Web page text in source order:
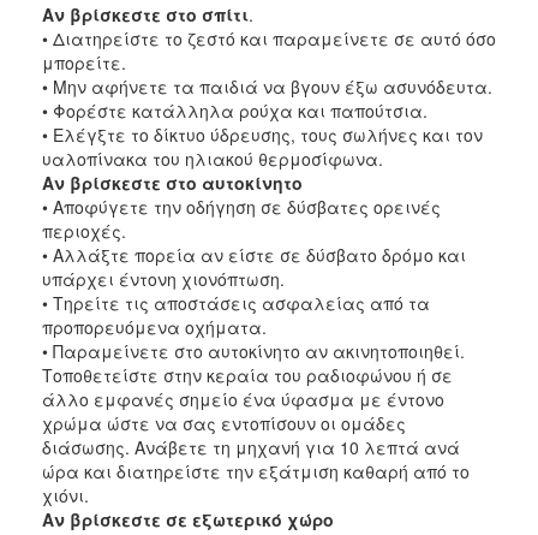
Αν βρίσκεστε στο σπίτι.
• Διατηρείστε το ζεστό και παραμείνετε σε αυτό όσο
μπορείτε.
• Μην αφήνετε τα παιδιά να βγουν έξω ασυνόδευτα.
• Φορέστε κατάλληλα ρούχα και παπούτσια.
• Ελέγξτε το δίκτυο ύδρευσης, τους σωλήνες και τον
υαλοπίνακα του ηλιακού θερμοσίφωνα.
Αν βρίσκεστε στο αυτοκίνητο
• Αποφύγετε την οδήγηση σε δύσβατες ορεινές
περιοχές.
• Αλλάξτε πορεία αν είστε σε δύσβατο δρόμο και
υπάρχει έντονη χιονόπτωση.
• Τηρείτε τις αποστάσεις ασφαλείας από τα
προπορευόμενα οχήματα.
• Παραμείνετε στο αυτοκίνητο αν ακινητοποιηθεί.
Τοποθετείστε στην κεραία του ραδιοφώνου ή σε
άλλο εμφανές σημείο ένα ύφασμα με έντονο
χρώμα ώστε να σας εντοπίσουν οι ομάδες
διάσωσης. Ανάβετε τη μηχανή για 10 λεπτά ανά
ώρα και διατηρείστε την εξάτμιση καθαρή από το
χιόνι.
Αν βρίσκεστε σε εξωτερικό χώρο